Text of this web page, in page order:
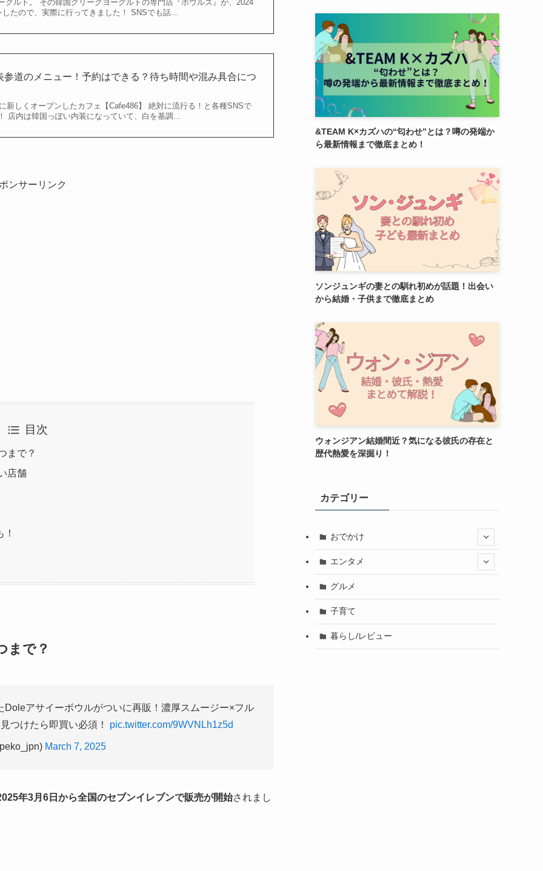
グルト。 その韓国グリークヨーグルトの専門店『ボウルズ』が、2024
たので、実際に行ってきました！ SNSでも話…
参道のメニュー！予約はできる？待ち時間や混み具合につ
新しくオープンしたカフェ【Cafe486】 絶対に流行る！と各種SNSで
店内は韓国っぽい内装になっていて、白を基調…
ンサーリンク
目次
まで？
店舗
まで？
アサイーボウルがついに再販！濃厚スムージー×フル
つけたら即買い必須！ pic.twitter.com/9WVNLh1z5d
March 7, 2025
年3月6日から全国のセブンイレブンで販売が開始されまし
&TEAM K×カズハの“匂わせ”とは？噂の発端か
ら最新情報まで徹底まとめ！
ソンジュンギの妻との馴れ初めが話題！出会い
から結婚・子供まで徹底まとめ
ウォンジアン結婚間近？気になる彼氏の存在と
歴代熱愛を深掘り！
カテゴリー
おでかけ
エンタメ
グルメ
子育て
暮らし/レビュー